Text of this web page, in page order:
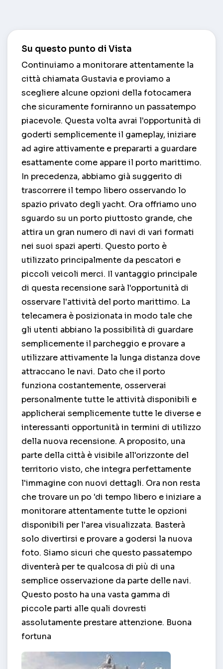
Su questo punto di Vista
Continuiamo a monitorare attentamente la
città chiamata Gustavia e proviamo a
scegliere alcune opzioni della fotocamera
che sicuramente forniranno un passatempo
piacevole. Questa volta avrai l'opportunità di
goderti semplicemente il gameplay, iniziare
ad agire attivamente e prepararti a guardare
esattamente come appare il porto marittimo.
In precedenza, abbiamo già suggerito di
trascorrere il tempo libero osservando lo
spazio privato degli yacht. Ora offriamo uno
sguardo su un porto piuttosto grande, che
attira un gran numero di navi di vari formati
nei suoi spazi aperti. Questo porto è
utilizzato principalmente da pescatori e
piccoli veicoli merci. Il vantaggio principale
di questa recensione sarà l'opportunità di
osservare l'attività del porto marittimo. La
telecamera è posizionata in modo tale che
gli utenti abbiano la possibilità di guardare
semplicemente il parcheggio e provare a
utilizzare attivamente la lunga distanza dove
attraccano le navi. Dato che il porto
funziona costantemente, osserverai
personalmente tutte le attività disponibili e
applicherai semplicemente tutte le diverse e
interessanti opportunità in termini di utilizzo
della nuova recensione. A proposito, una
parte della città è visibile all'orizzonte del
territorio visto, che integra perfettamente
l'immagine con nuovi dettagli. Ora non resta
che trovare un po 'di tempo libero e iniziare a
monitorare attentamente tutte le opzioni
disponibili per l'area visualizzata. Basterà
solo divertirsi e provare a godersi la nuova
foto. Siamo sicuri che questo passatempo
diventerà per te qualcosa di più di una
semplice osservazione da parte delle navi.
Questo posto ha una vasta gamma di
piccole parti alle quali dovresti
assolutamente prestare attenzione. Buona
fortuna